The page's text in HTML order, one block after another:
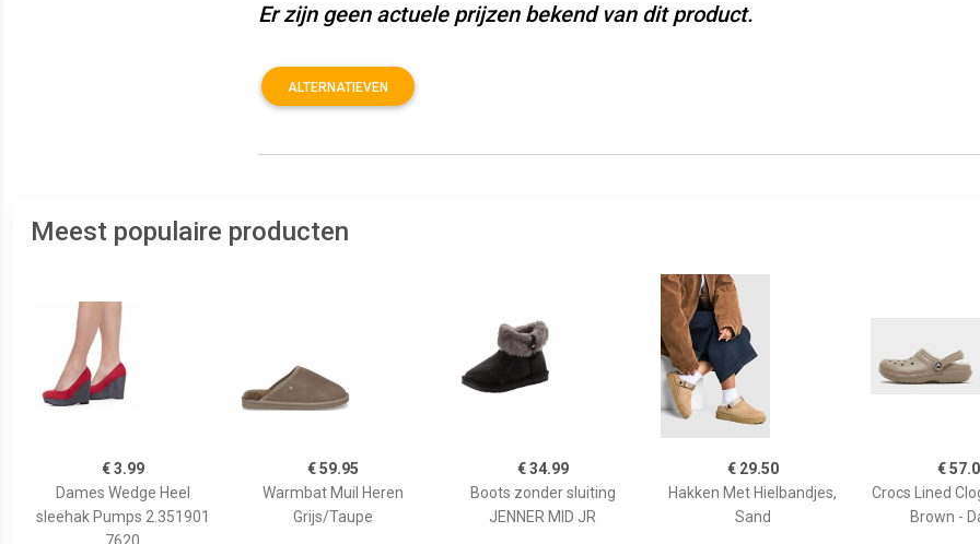
Er zijn geen actuele prijzen bekend van dit product.
ALTERNATIEVEN
Meest populaire producten
€ 3.99
Dames Wedge Heel
sleehak Pumps 2.351901
€ 59.95
Warmbat Muil Heren
Grijs/Taupe
€ 34.99
Boots zonder sluiting
JENNER MID JR
€ 29.50
Hakken Met Hielbandjes,
Sand
€
Crocs Lined
Brown -